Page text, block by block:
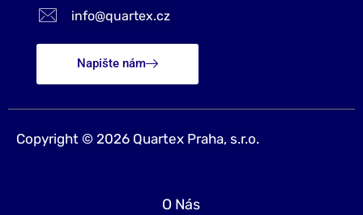
info@quartex.cz
Napište nám
Copyright © 2026 Quartex Praha, s.r.o.
O Nás